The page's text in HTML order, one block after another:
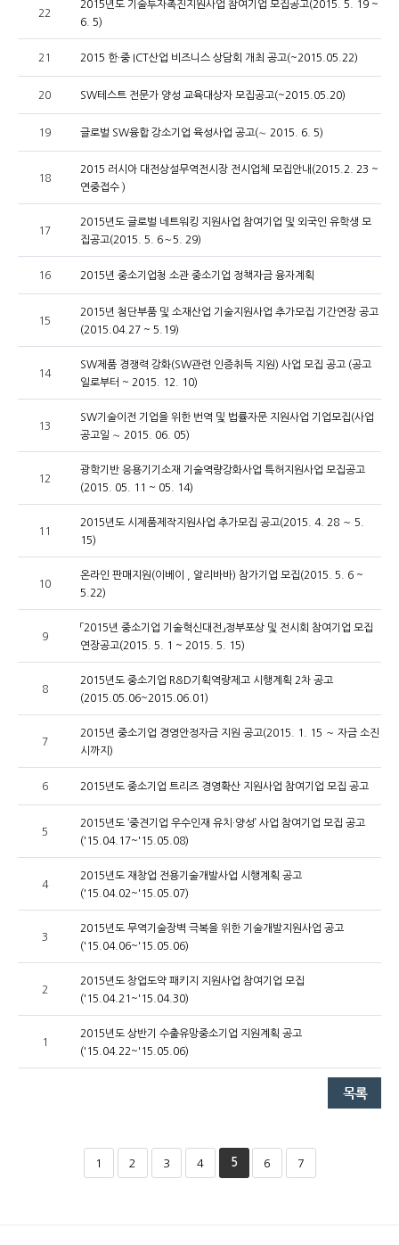
22
2015년도 기술투자촉진지원사업 참여기업 모집공고(2015. 5. 19 ~
6. 5)
21 2015 한·중 ICT산업 비즈니스 상담회 개최 공고(~2015.05.22)
20 SW테스트 전문가 양성 교육대상자 모집공고(~2015.05.20)
19 글로벌 SW융합 강소기업 육성사업 공고(∼ 2015. 6. 5)
18
2015 러시아 대전상설무역전시장 전시업체 모집안내(2015.2. 23 ~
연중접수 )
17
2015년도 글로벌 네트워킹 지원사업 참여기업 및 외국인 유학생 모
집공고(2015. 5. 6～5. 29)
16 2015년 중소기업청 소관 중소기업 정책자금 융자계획
15
2015년 첨단부품 및 소재산업 기술지원사업 추가모집 기간연장 공고
(2015.04.27 ~ 5.19)
14
SW제품 경쟁력 강화(SW관련 인증취득 지원) 사업 모집 공고 (공고
일로부터 ~ 2015. 12. 10)
13
SW기술이전 기업을 위한 번역 및 법률자문 지원사업 기업모집(사업
공고일 ∼ 2015. 06. 05)
12
광학기반 응용기기소재 기술역량강화사업 특허지원사업 모집공고
(2015. 05. 11 ~ 05. 14)
11
2015년도 시제품제작지원사업 추가모집 공고(2015. 4. 28 ～ 5.
15)
10
온라인 판매지원(이베이 , 알리바바) 참가기업 모집(2015. 5. 6 ~
5.22)
9
「2015년 중소기업 기술혁신대전」정부포상 및 전시회 참여기업 모집
연장공고(2015. 5. 1 ~ 2015. 5. 15)
8
2015년도 중소기업 R&D기획역량제고 시행계획 2차 공고
(2015.05.06~2015.06.01)
7
2015년 중소기업 경영안정자금 지원 공고(2015. 1. 15 ～ 자금 소진
시까지)
6 2015년도 중소기업 트리즈 경영확산 지원사업 참여기업 모집 공고
5
2015년도 ‘중견기업 우수인재 유치·양성’ 사업 참여기업 모집 공고
('15.04.17~'15.05.08)
4
2015년도 재창업 전용기술개발사업 시행계획 공고
('15.04.02~'15.05.07)
3
2015년도 무역기술장벽 극복을 위한 기술개발지원사업 공고
('15.04.06~'15.05.06)
2
2015년도 창업도약 패키지 지원사업 참여기업 모집
('15.04.21~'15.04.30)
1
2015년도 상반기 수출유망중소기업 지원계획 공고
('15.04.22~'15.05.06)
1 2 3 4 5 6 7